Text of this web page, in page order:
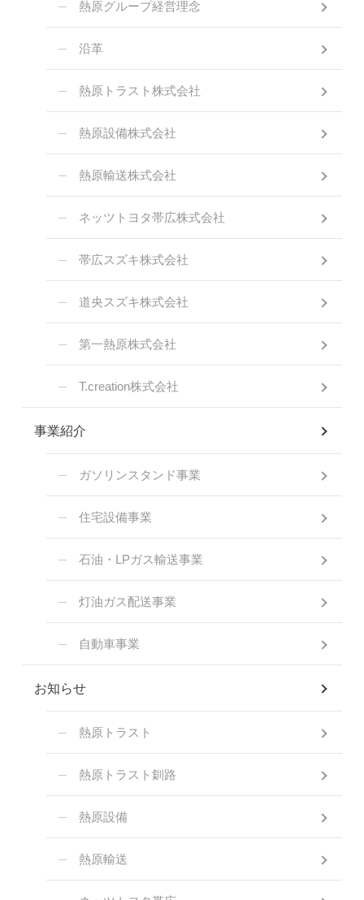
熱原グループ経営理念
沿革
熱原トラスト株式会社
熱原設備株式会社
熱原輸送株式会社
ネッツトヨタ帯広株式会社
帯広スズキ株式会社
道央スズキ株式会社
第一熱原株式会社
T.creation株式会社
事業紹介
ガソリンスタンド事業
住宅設備事業
石油・LPガス輸送事業
灯油ガス配送事業
自動車事業
お知らせ
熱原トラスト
熱原トラスト釧路
熱原設備
熱原輸送